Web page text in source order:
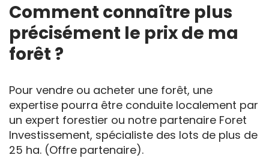
Comment connaître plus
précisément le prix de ma
forêt ?
Pour vendre ou acheter une forêt, une
expertise pourra être conduite localement par
un expert forestier ou notre partenaire Foret
Investissement, spécialiste des lots de plus de
25 ha. (Offre partenaire).